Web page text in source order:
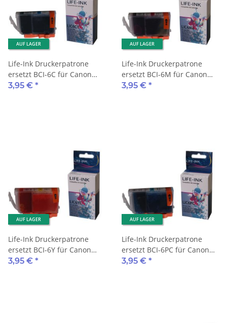
AUF LAGER
Life-Ink Druckerpatrone
ersetzt BCI-6C für Canon
Drucker cyan
3,95 € *
AUF LAGER
Life-Ink Druckerpatrone
ersetzt BCI-6M für Canon
Drucker magenta
3,95 € *
AUF LAGER
Life-Ink Druckerpatrone
ersetzt BCI-6Y für Canon
Drucker yellow
3,95 € *
AUF LAGER
Life-Ink Druckerpatrone
ersetzt BCI-6PC für Canon
Drucker photo cyan
3,95 € *